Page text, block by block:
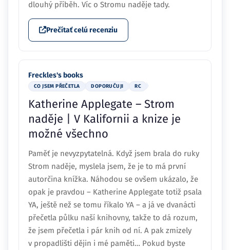
dlouhý příběh. Víc o Stromu naděje tady.
Prečítať celú recenziu
Freckles's books
CO JSEM PŘEČETLA DOPORUČUJI RC
Katherine Applegate – Strom
naděje | V Kalifornii a knize je
možné všechno
Paměť je nevyzpytatelná. Když jsem brala do ruky
Strom naděje, myslela jsem, že je to má první
autorčina knížka. Náhodou se ovšem ukázalo, že
opak je pravdou – Katherine Applegate totiž psala
YA, ještě než se tomu říkalo YA – a já ve dvanácti
přečetla půlku naší knihovny, takže to dá rozum,
že jsem přečetla i pár knih od ní. A pak zmizely
v propadlišti dějin i mé paměti… Pokud byste